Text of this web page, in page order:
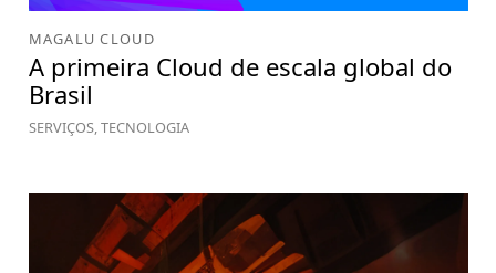
MAGALU CLOUD
A primeira Cloud de escala global do
Brasil
SERVIÇOS, TECNOLOGIA